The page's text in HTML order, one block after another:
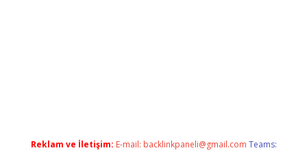
Reklam ve İletişim: E-mail: backlinkpaneli@gmail.com Teams: